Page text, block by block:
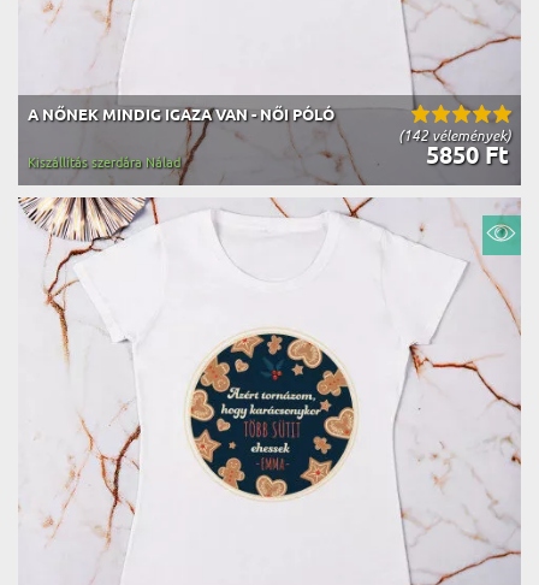
(142 vélemények)
A NŐNEK MINDIG IGAZA VAN - NŐI PÓLÓ
5850 Ft
Kiszállítás szerdára Nálad